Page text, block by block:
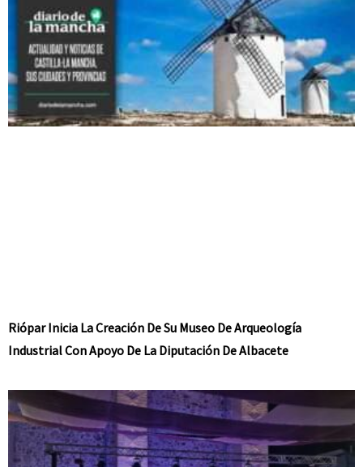
Riópar Inicia La Creación De Su Museo De Arqueología
Industrial Con Apoyo De La Diputación De Albacete